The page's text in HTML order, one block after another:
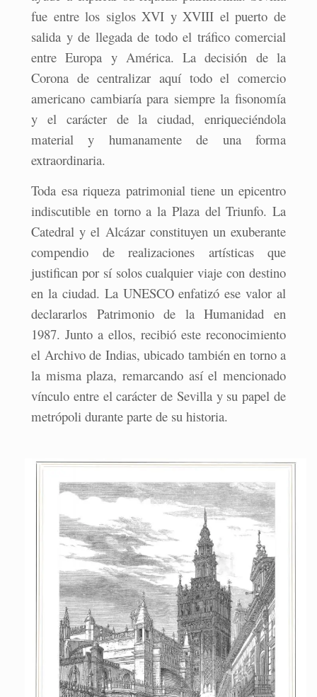
fue entre los siglos XVI y XVIII el puerto de
salida y de llegada de todo el tráfico comercial
entre Europa y América. La decisión de la
Corona de centralizar aquí todo el comercio
americano cambiaría para siempre la fisonomía
y el carácter de la ciudad, enriqueciéndola
material y humanamente de una forma
extraordinaria.
Toda esa riqueza patrimonial tiene un epicentro
indiscutible en torno a la Plaza del Triunfo. La
Catedral y el Alcázar constituyen un exuberante
compendio de realizaciones artísticas que
justifican por sí solos cualquier viaje con destino
en la ciudad. La UNESCO enfatizó ese valor al
declararlos Patrimonio de la Humanidad en
1987. Junto a ellos, recibió este reconocimiento
el Archivo de Indias, ubicado también en torno a
la misma plaza, remarcando así el mencionado
vínculo entre el carácter de Sevilla y su papel de
metrópoli durante parte de su historia.